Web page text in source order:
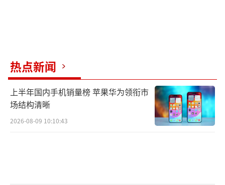
热点新闻
上半年国内手机销量榜 苹果华为领衔市
场结构清晰
2026-08-09 10:10:43